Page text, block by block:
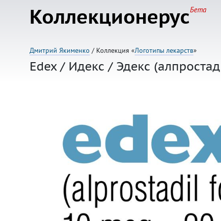
КоллекционерусБета
Дмитрий Якименко / Коллекция «Логотипы лекарств»
Edex / Идекс / Эдекс